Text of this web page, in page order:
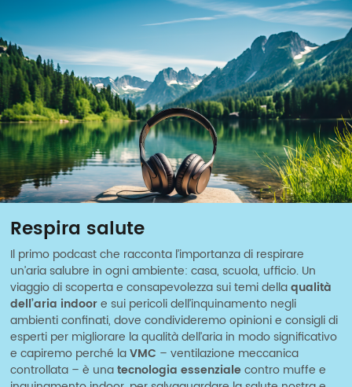
Respira salute
Il primo podcast che racconta l’importanza di respirare
un’aria salubre in ogni ambiente: casa, scuola, ufficio. Un
viaggio di scoperta e consapevolezza sui temi dellaqualità
dell’aria indoore sui pericoli dell’inquinamento negli
ambienti confinati, dove condivideremo opinioni e consigli di
esperti per migliorare la qualità dell’aria in modo significativo
e capiremo perché laVMC – ventilazione meccanica
controllata – è unatecnologia essenzialecontro muffe e